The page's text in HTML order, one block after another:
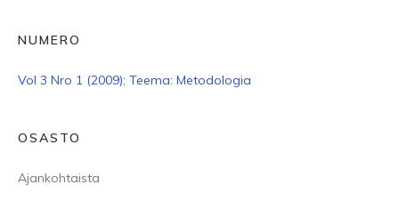
NUMERO
Vol 3 Nro 1 (2009): Teema: Metodologia
OSASTO
Ajankohtaista